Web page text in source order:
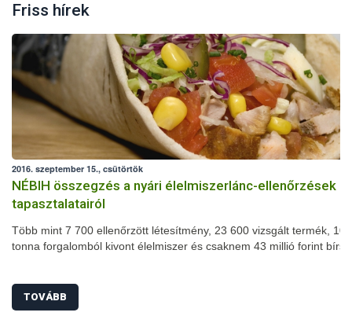
Friss hírek
2016. szeptember 15., csütörtök
NÉBIH összegzés a nyári élelmiszerlánc-ellenőrzések
tapasztalatairól
Több mint 7 700 ellenőrzött létesítmény, 23 600 vizsgált termék, 102
tonna forgalomból kivont élelmiszer és csaknem 43 millió forint
javulást tapasztaltak a szakemberek: jelentősen csökkent például a
higiéniai hiányosságok és a fogyasztásra alkalmatlan termékek
TOVÁBB